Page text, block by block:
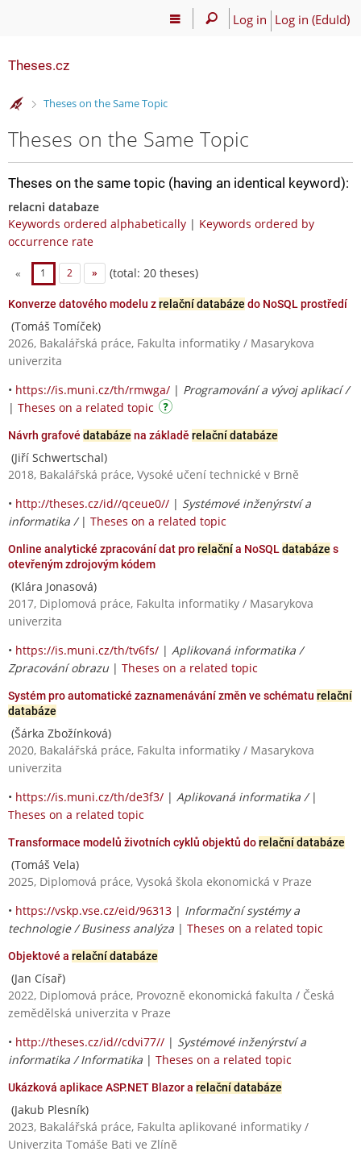
Log in Log in (EduId)
Theses.cz
>
Theses on the Same Topic
Theses on the Same Topic
Theses on the same topic (having an identical keyword):
relacni databaze
Keywords ordered alphabetically | Keywords ordered by
occurrence rate
« 1 2 » (total: 20 theses)
Konverze datového modelu zrelační databáze do NoSQL prostředí
(Tomáš Tomíček)
2026, Bakalářská práce, Fakulta informatiky / Masarykova
univerzita
• https://is.muni.cz/th/rmwga/ | Programování a vývoj aplikací /
| Theses on a related topic
Návrh grafové databáze na základě relační databáze
(Jiří Schwertschal)
2018, Bakalářská práce, Vysoké učení technické v Brně
• http://theses.cz/id//qceue0// | Systémové inženýrství a
informatika / | Theses on a related topic
Online analytické zpracování dat prorelačnía NoSQLdatabáze s
otevřeným zdrojovým kódem
(Klára Jonasová)
2017, Diplomová práce, Fakulta informatiky / Masarykova
univerzita
• https://is.muni.cz/th/tv6fs/ | Aplikovaná informatika /
Zpracování obrazu | Theses on a related topic
Systém pro automatické zaznamenávání změn ve schématu relační
databáze
(Šárka Zbožínková)
2020, Bakalářská práce, Fakulta informatiky / Masarykova
univerzita
• https://is.muni.cz/th/de3f3/ | Aplikovaná informatika / |
Theses on a related topic
Transformace modelů životních cyklů objektů dorelační databáze
(Tomáš Vela)
2025, Diplomová práce, Vysoká škola ekonomická v Praze
• https://vskp.vse.cz/eid/96313 | Informační systémy a
technologie / Business analýza | Theses on a related topic
Objektové a relační databáze
(Jan Císař)
2022, Diplomová práce, Provozně ekonomická fakulta / Česká
zemědělská univerzita v Praze
• http://theses.cz/id//cdvi77// | Systémové inženýrství a
informatika / Informatika | Theses on a related topic
Ukázková aplikace ASP.NET Blazor a relační databáze
(Jakub Plesník)
2023, Bakalářská práce, Fakulta aplikované informatiky /
Univerzita Tomáše Bati ve Zlíně